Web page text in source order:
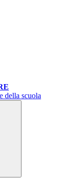
della scuola